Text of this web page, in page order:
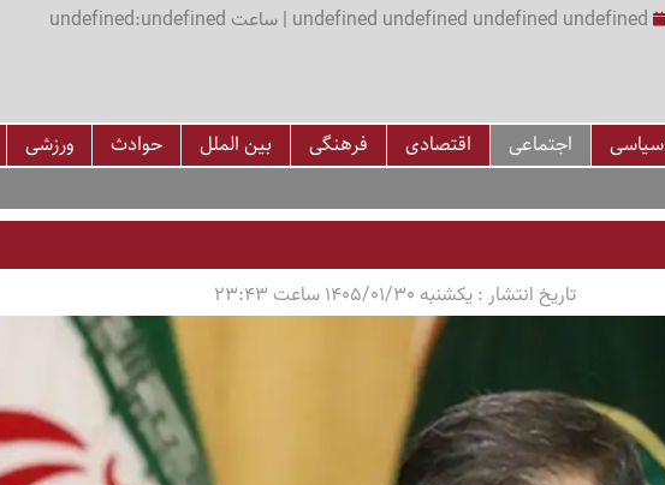
undefined undefined undefined undefined | ساعت undefined:undefined
سیاسی اجتماعی اقتصادی فرهنگی بین الملل حوادث ورزشی
تاریخ انتشار :یکشنبه 1405/01/30 ساعت 23:43